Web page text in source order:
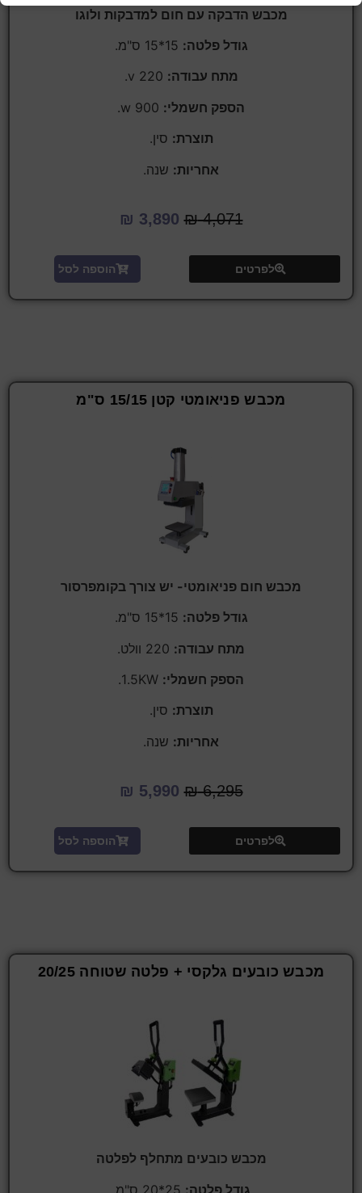
מכבש הדבקה עם חום למדבקות ולוגו
גודל פלטה:
מתח עבודה:
הספק חשמלי:
תוצרת: סין.
אחריות: שנה.
₪4,071
₪ 3,890
לפרטים הוספה לסל
מכבש פניאומטי קטן 15/15 ס"מ
מכבש חום פניאומטי- יש צורך בקומפרסור
גודל פלטה:
מתח עבודה:
הספק חשמלי:
תוצרת: סין.
אחריות: שנה.
₪6,295
₪ 5,990
לפרטים הוספה לסל
מכבש כובעים גלקסי + פלטה שטוחה 20/25
מכבש כובעים מתחלף לפלטה
גודל פלטה: